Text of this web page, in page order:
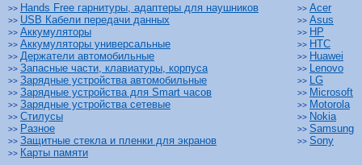
>> Hands Free гарнитуры, адаптеры для наушников
>> USB Кабели передачи данных
>> Аккумуляторы
>> Аккумуляторы универсальные
>> Держатели автомобильные
>> Запасные части, клавиатуры, корпуса
>> Зарядные устройства автомобильные
>> Зарядные устройства для Smart часов
>> Зарядные устройства сетевые
>> Стилусы
>> Разное
>> Защитные стекла и пленки для экранов
>> Карты памяти
>> Acer
>> Asus
>> HP
>> HTC
>> Huawei
>> Lenovo
>> LG
>> Microsoft
>> Motorola
>> Nokia
>> Samsung
>> Sony